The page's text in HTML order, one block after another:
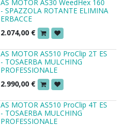
AS MOTOR AS30 WeedHex 160
- SPAZZOLA ROTANTE ELIMINA
ERBACCE
2.074,00 €
AS MOTOR AS510 ProClip 2T ES
- TOSAERBA MULCHING
PROFESSIONALE
2.990,00 €
AS MOTOR AS510 ProClip 4T ES
- TOSAERBA MULCHING
PROFESSIONALE